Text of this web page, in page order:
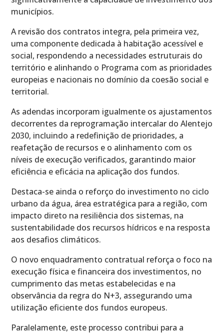
municípios.
A revisão dos contratos integra, pela primeira vez,
uma componente dedicada à habitação acessível e
social, respondendo a necessidades estruturais do
território e alinhando o Programa com as prioridades
europeias e nacionais no domínio da coesão social e
territorial.
As adendas incorporam igualmente os ajustamentos
decorrentes da reprogramação intercalar do Alentejo
2030, incluindo a redefinição de prioridades, a
reafetação de recursos e o alinhamento com os
níveis de execução verificados, garantindo maior
eficiência e eficácia na aplicação dos fundos.
Destaca-se ainda o reforço do investimento no ciclo
urbano da água, área estratégica para a região, com
impacto direto na resiliência dos sistemas, na
sustentabilidade dos recursos hídricos e na resposta
aos desafios climáticos.
O novo enquadramento contratual reforça o foco na
execução física e financeira dos investimentos, no
cumprimento das metas estabelecidas e na
observância da regra do N+3, assegurando uma
utilização eficiente dos fundos europeus.
Paralelamente, este processo contribui para a